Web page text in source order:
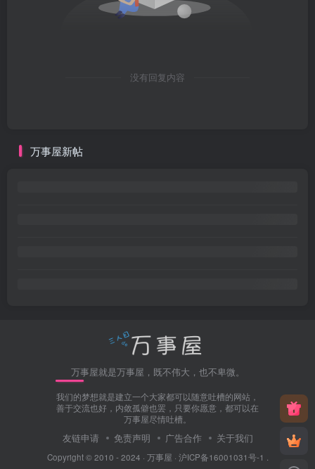
没有回复内容
万事屋新帖
万事屋就是万事屋，既不伟大，也不卑微。
我们的梦想就是建立一个大家都可以随意吐槽的网站，
善于交流也好，内敛孤僻也罢，只要你愿意，都可以在
万事屋尽情吐槽。
友链申请 免责声明 广告合作 关于我们
Copyright © 2010 - 2024 · 万事屋 · 沪ICP备16001031号-1